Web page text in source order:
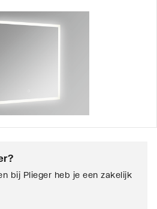
?
bij Plieger heb je een zakelijk